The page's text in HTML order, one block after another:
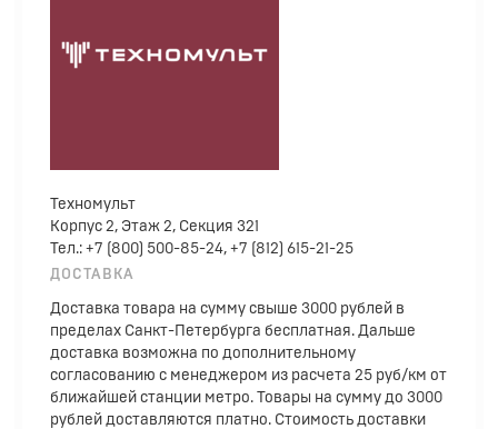
Техномульт
Корпус 2, Этаж 2, Секция 321
Тел.: +7 (800) 500-85-24, +7 (812) 615-21-25
ДОСТАВКА
Доставка товара на сумму свыше 3000 рублей в
пределах Санкт-Петербурга бесплатная. Дальше
доставка возможна по дополнительному
согласованию с менеджером из расчета 25 руб/км от
ближайшей станции метро. Товары на сумму до 3000
рублей доставляются платно. Стоимость доставки